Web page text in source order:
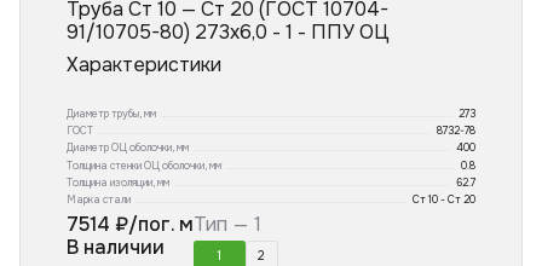
Труба Ст 10 — Ст 20 (ГОСТ 10704-
91/10705-80) 273x6,0 - 1 - ППУ ОЦ
Характеристики
Диаметр трубы, мм
273
ГОСТ
8732-78
Диаметр ОЦ оболочки, мм
400
Толщина стенки ОЦ оболочки, мм
0.8
Толщина изоляции, мм
62.7
Марка стали
Ст 10 - Ст 20
7514 ₽/пог. м
В наличии
Тип — 1
1 2